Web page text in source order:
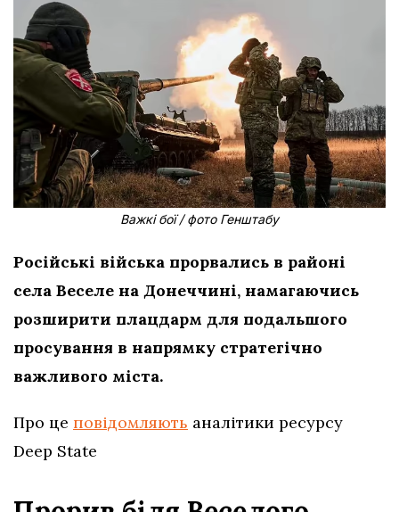
Важкі бої / фото Генштабу
Російські війська прорвались в районі
села Веселе на Донеччині, намагаючись
розширити плацдарм для подальшого
просування в напрямку стратегічно
важливого міста.
Про це повідомляють аналітики ресурсу
Deep State